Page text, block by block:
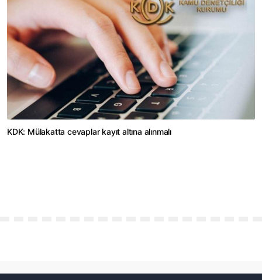
KDK: Mülakatta cevaplar kayıt altına alınmalı